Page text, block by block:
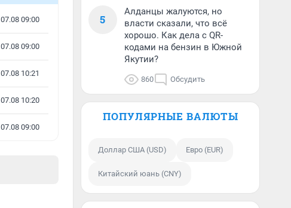
07.08 09:00
07.08 09:00
07.08 10:21
07.08 10:20
07.08 09:00
5
Алданцы жалуются, но
власти сказали, что всё
хорошо. Как дела с QR-
кодами на бензин в Южной
Якутии?
860 Обсудить
ПОПУЛЯРНЫЕ ВАЛЮТЫ
Доллар США (USD) Евро (EUR)
Китайский юань (CNY)